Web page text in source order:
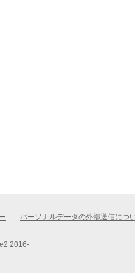
パーソナルデータの外部送信につ
2016-